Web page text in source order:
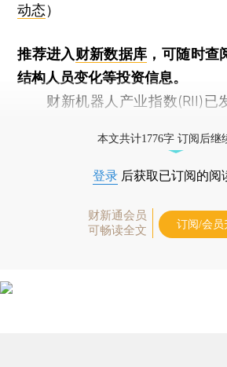
动态）
推荐进入财新数据库 ，可随时查
结构人员变化等投资信息。
财新机器人产业指数(RII)已
本文共计1776字 订阅后继
登录 后获取已订阅的阅
财新通会员
可畅读全文
订阅/会员